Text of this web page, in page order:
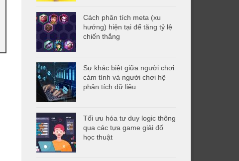
Cách phân tích meta (xu
hướng) hiện tại để tăng tỷ lệ
chiến thắng
Sự khác biệt giữa người chơi
cảm tính và người chơi hệ
phân tích dữ liệu
Tối ưu hóa tư duy logic thông
qua các tựa game giải đố
học thuật